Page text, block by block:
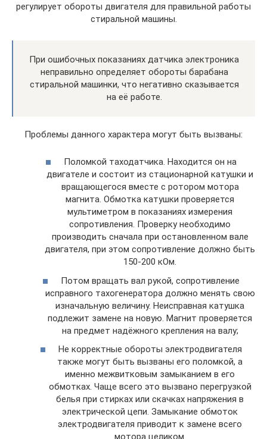
регулирует обороты двигателя для правильной работы
стиральной машины.
При ошибочных показаниях датчика электроника
неправильно определяет обороты барабана
стиральной машинки, что негативно сказывается
на её работе.
Проблемы данного характера могут быть вызваны:
Поломкой таходатчика. Находится он на
двигателе и состоит из стационарной катушки и
вращающегося вместе с ротором мотора
магнита. Обмотка катушки проверяется
мультиметром в показаниях измерения
сопротивления. Проверку необходимо
производить сначала при остановленном вале
двигателя, при этом сопротивление должно быть
150-200 кОм.
Потом вращать вал рукой, сопротивление
исправного тахогенератора должно менять свою
изначальную величину. Неисправная катушка
подлежит замене на новую. Магнит проверяется
на предмет надёжного крепления на валу;
Не корректные обороты электродвигателя
также могут быть вызваны его поломкой, а
именно межвитковым замыканием в его
обмотках. Чаще всего это вызвано перегрузкой
белья при стирках или скачках напряжения в
электрической цепи. Замыкание обмоток
электродвигателя приводит к замене всего
мотора целиком.